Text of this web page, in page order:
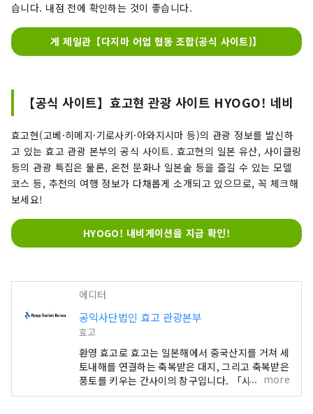
습니다. 내점 전에 확인하는 것이 좋습니다.
게 제일관【다지마 어업 협동 조합(공식 사이트)】
【공식 사이트】효고현 관광 사이트 HYOGO! 네비
효고현(고베·히메지·기로사키·아와지시마 등)의 관광 정보를 발신하
고 있는 효고 관광 본부의 공식 사이트. 효고현의 일본 유산, 사이클링
등의 관광 특집은 물론, 온천 문화나 일본술 등을 즐길 수 있는 모델
코스 등, 추천의 여행 정보가 다채롭게 소개되고 있으므로, 꼭 체크해
보세요!
HYOGO! 내비게이션을 지금 확인!
에디터
공익사단법인 효고 관광본부
효고
환영 효고로 효고는 일본해에서 중국산지를 거쳐 세
토내해를 연결하는 축복받은 대지, 그리고 축복받은
풍토를 키우는 간사이의 창구입니다. 「사쿠라 명소
100선」에 선정된 세계 유산의 히메지성, 롯코산에
more